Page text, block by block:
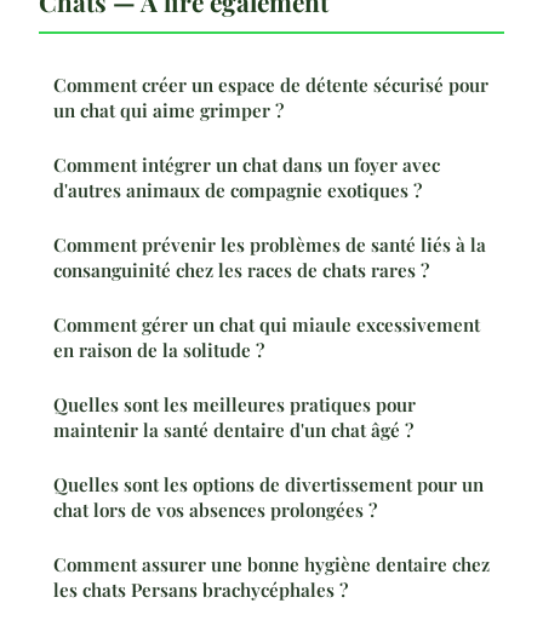
Comment créer un espace de détente sécurisé pour
un chat qui aime grimper ?
Comment intégrer un chat dans un foyer avec
d'autres animaux de compagnie exotiques ?
Comment prévenir les problèmes de santé liés à la
consanguinité chez les races de chats rares ?
Comment gérer un chat qui miaule excessivement
en raison de la solitude ?
Quelles sont les meilleures pratiques pour
maintenir la santé dentaire d'un chat âgé ?
Quelles sont les options de divertissement pour un
chat lors de vos absences prolongées ?
Comment assurer une bonne hygiène dentaire chez
les chats Persans brachycéphales ?